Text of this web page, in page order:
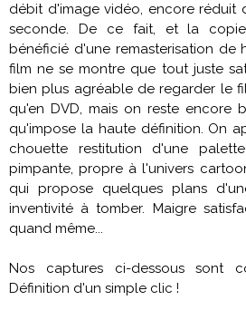
débit d'image vidéo, encore réduit
seconde. De ce fait, et la
bénéficié d'une remasterisation de
film ne se montre que tout juste
bien plus agréable de regarder le
qu'en DVD, mais on reste encore
qu'impose la haute définition. On
chouette restitution d'une
pimpante, propre à l'univers
qui propose quelques plans
inventivité à tomber. Maigre
quand même...
Nos captures ci-dessous sont
Définition d'un simple clic !